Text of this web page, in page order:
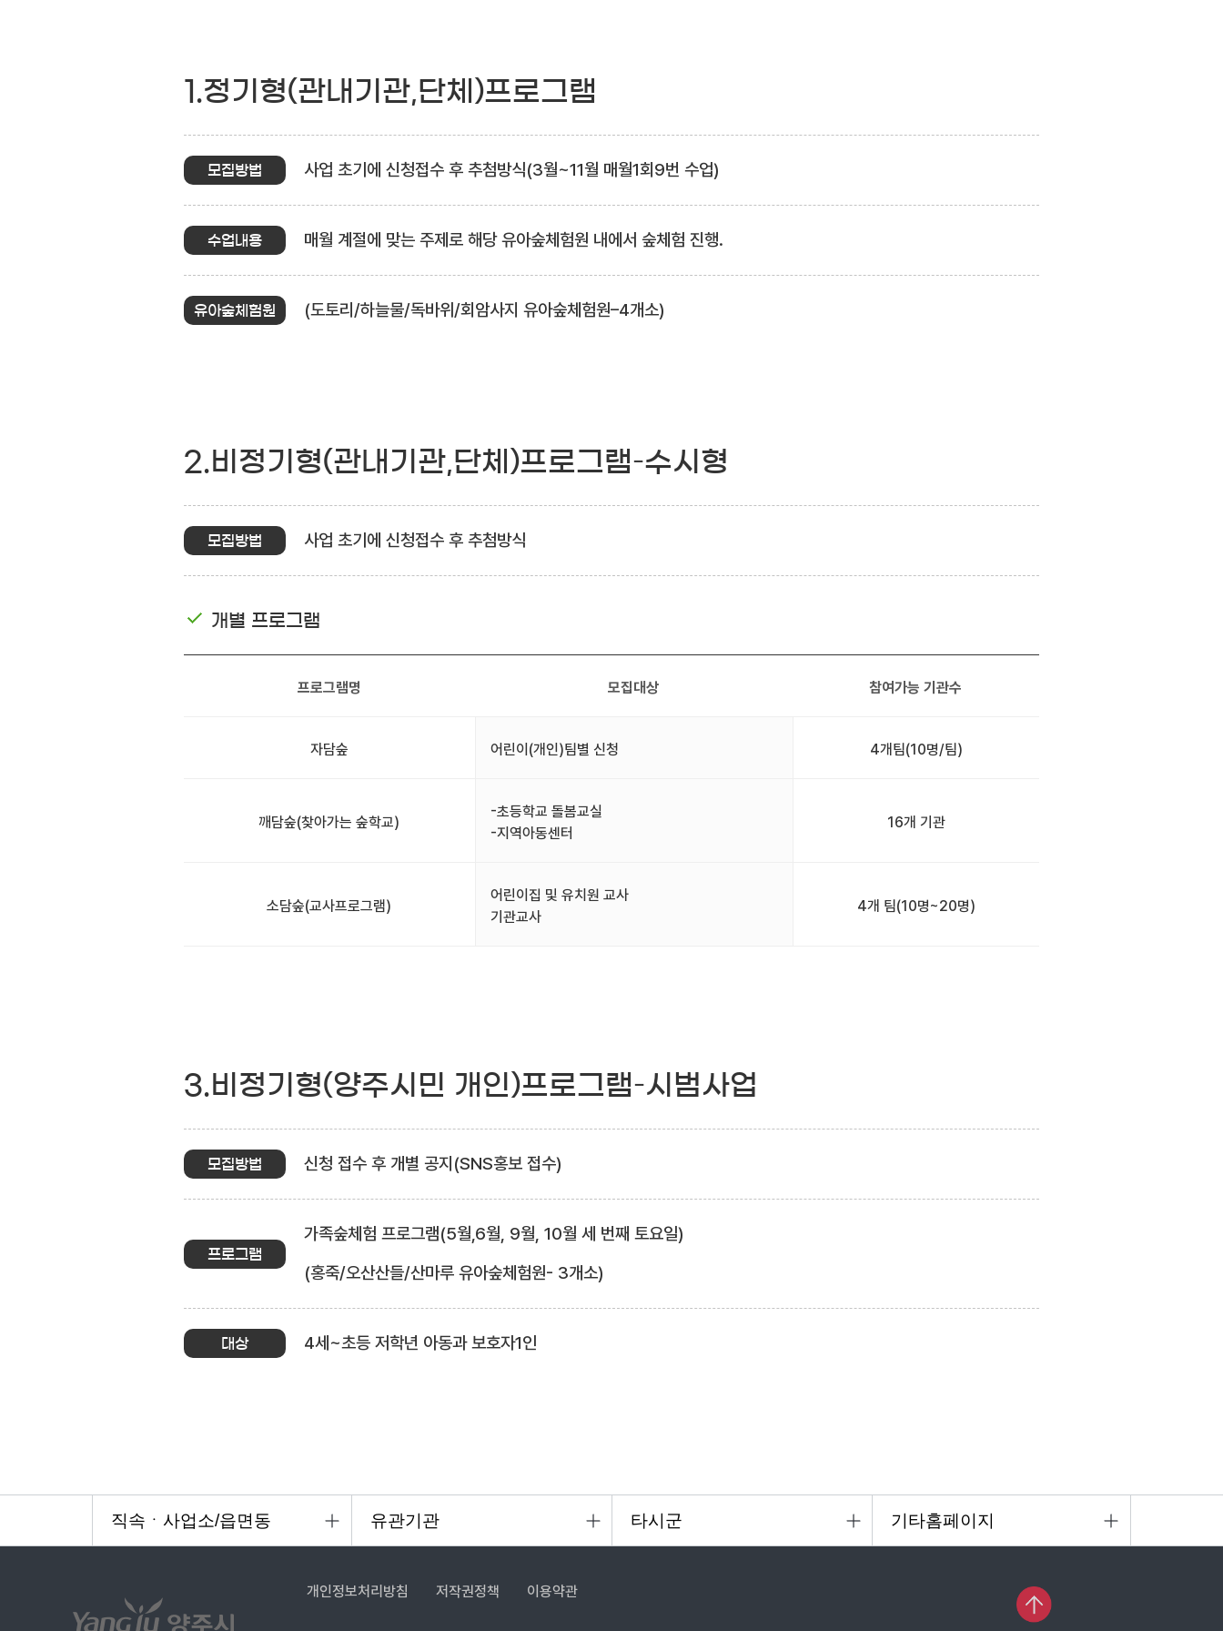
1.정기형(관내기관,단체)프로그램
모집방법 사업 초기에 신청접수 후 추첨방식(3월~11월 매월1회9번 수업)
수업내용 매월 계절에 맞는 주제로 해당 유아숲체험원 내에서 숲체험 진행.
유아숲체험원 (도토리/하늘물/독바위/회암사지 유아숲체험원–4개소)
2.비정기형(관내기관,단체)프로그램–수시형
모집방법 사업 초기에 신청접수 후 추첨방식
개별 프로그램
프로그램명 모집대상 참여가능 기관수
자담숲 어린이(개인)팀별 신청 4개팀(10명/팀)
깨담숲(찾아가는 숲학교)
-초등학교 돌봄교실
-지역아동센터
16개 기관
소담숲(교사프로그램)
어린이집 및 유치원 교사
기관교사
4개 팀(10명~20명)
3.비정기형(양주시민 개인)프로그램–시범사업
모집방법 신청 접수 후 개별 공지(SNS홍보 접수)
프로그램
가족숲체험 프로그램(5월,6월, 9월, 10월 세 번째 토요일)
(홍죽/오산산들/산마루 유아숲체험원- 3개소)
대상 4세~초등 저학년 아동과 보호자1인
개인정보처리방침 저작권정책 이용약관